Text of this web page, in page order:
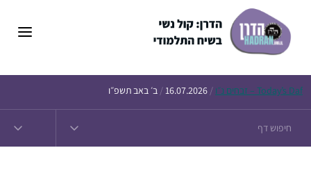
Today’s Daf – זבחים נ״ו /
16.07.2026
/ ב׳ באב תשפ״ו